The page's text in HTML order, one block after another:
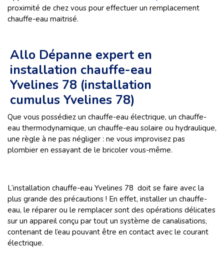
proximité de chez vous pour effectuer un remplacement
chauffe-eau maitrisé.
Allo Dépanne expert en
installation chauffe-eau
Yvelines 78 (installation
cumulus Yvelines 78)
Que vous possédiez un chauffe-eau électrique, un chauffe-
eau thermodynamique, un chauffe-eau solaire ou hydraulique,
une règle à ne pas négliger : ne vous improvisez pas
plombier en essayant de le bricoler vous-même.
L’installation chauffe-eau Yvelines 78 doit se faire avec la
plus grande des précautions ! En effet, installer un chauffe-
eau, le réparer ou le remplacer sont des opérations délicates
sur un appareil conçu par tout un système de canalisations,
contenant de l’eau pouvant être en contact avec le courant
électrique.